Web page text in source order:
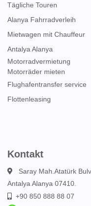
Tägliche Touren
Alanya Fahrradverleih
Mietwagen mit Chauffeur
Antalya Alanya
Motorradvermietung
Motorräder mieten
Flughafentransfer service
Flottenleasing
Kontakt
Saray Mah.Atatürk
Antalya Alanya 07410.
+90 850 888 88 07